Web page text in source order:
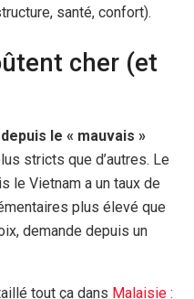
santé, confort).
cher (et
le « mauvais »
stricts que d’autres. Le
le Vietnam a un taux de
plus élevé que
demande depuis un
tout ça dans Malaisie :